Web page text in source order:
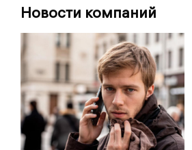
Новости компаний